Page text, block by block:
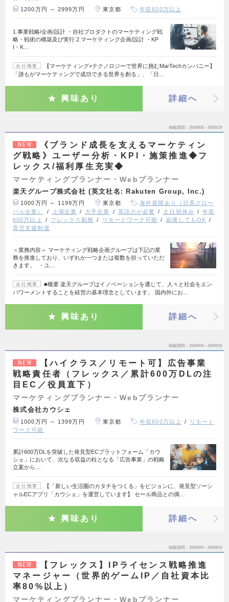
1200万円 ～ 2999万円 東京都 年収600万以上
1.事業戦略/企画/設計 ・自社プロダクトのマーケティング戦
略・戦術の構築及び実行 2.マーケティング企画/設計 ・KP
I・K…
会社概要
【マーケティング×テクノロジーで世界に挑むMarTechカンパニー】
「誰もがマーケティングで成功できる世界を創る」、「日…
興味あり 詳細へ
掲載期間 26/08/06～26/08/19
NEW
《ブランド成長を支えるマーケティン
グ戦略》ユーザー分析・KPI・施策推進◆フ
レックス/福利厚生充実◆
マーケティングプランナー・Webプランナー
楽天グループ株式会社 (英文社名: Rakuten Group, Inc.)
1000万円 ～ 1199万円 東京都
海外展開あり（日系グロー
バル企業）
上場企業 大手企業 英語力が必要 土日祝休み
年収
600万以上
フレックス勤務 リモートワーク可能
副業してもOK
育児支援制度
＜業務内容＞ マーケティング戦略企画グループは下記の業
務を推進しており、いずれか一つまたは複数を担っていただ
きます。 ・ユ…
会社概要
■概要 楽天グループはイノベーションを通じて、人々と社会をエン
パワーメントすることを経営の基本理念としています。 国内外にお…
興味あり 詳細へ
掲載期間 26/08/06～26/08/19
NEW
【ハイクラス／リモート可】広告事業
戦略責任者（フレックス／累計600万DLの注
目EC／役員直下）
マーケティングプランナー・Webプランナー
株式会社カウシェ
1000万円 ～ 1399万円 東京都 年収600万以上
リモート
ワーク可能
累計600万DLを突破した発見型ECプラットフォーム「カウ
シェ」において、次なる収益の柱となる「広告事業」の戦略
立案から…
会社概要
【「新しい生活圏のカタチをつくる」をビジョンに、発見型ソーシ
ャルECアプリ「カウシェ」を運営しています】 セール商品との偶…
興味あり 詳細へ
掲載期間 26/08/06～26/08/19
NEW
【フレックス】IPライセンス戦略推進
マネージャー（世界的ゲームIP／自社資本比
率80%以上）
マーケティングプランナー・Webプランナー